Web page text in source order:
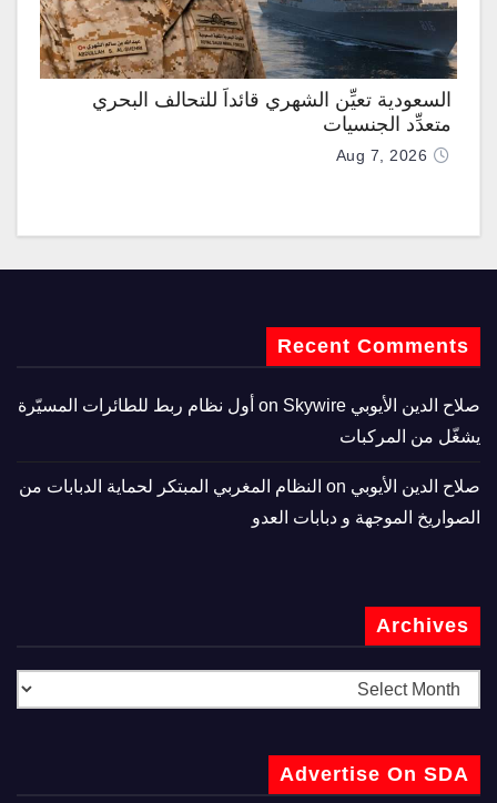
السعودية تعيِّن الشهري قائداً للتحالف البحري
متعدِّد الجنسيات
Aug 7, 2026
Recent Comments
صلاح الدين الأيوبي
Skywire أول نظام ربط للطائرات المسيّرة
يشغّل من المركبات
صلاح الدين الأيوبي
النظام المغربي المبتكر لحماية الدبابات من
الصواريخ الموجهة و دبابات العدو
Archives
Advertise On SDA